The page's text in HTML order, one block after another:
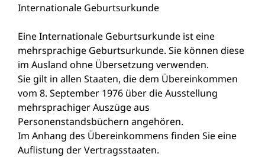
Internationale Geburtsurkunde
Eine Internationale Geburtsurkunde ist eine
mehrsprachige Geburtsurkunde. Sie können diese
im Ausland ohne Übersetzung verwenden.
Sie gilt in allen Staaten, die dem Übereinkommen
vom 8. September 1976 über die Ausstellung
mehrsprachiger Auszüge aus
Personenstandsbüchern angehören.
Im Anhang des Übereinkommens finden Sie eine
Auflistung der Vertragsstaaten.